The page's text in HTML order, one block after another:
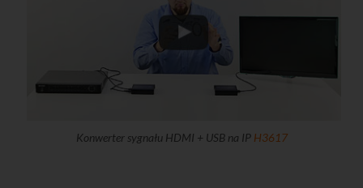
Konwerter sygnału HDMI + USB na IP H3617